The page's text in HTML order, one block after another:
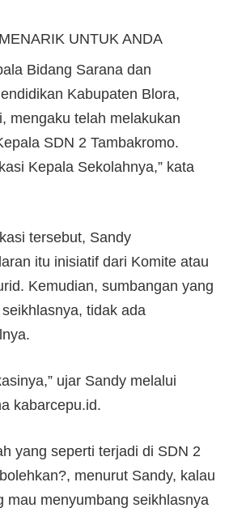
UNTUK ANDA
Bidang Sarana dan
Kabupaten Blora,
mengaku telah melakukan
SDN 2 Tambakromo.
Kepala Sekolahnya,” kata
tersebut, Sandy
itu inisiatif dari Komite atau
Kemudian, sumbangan yang
tidak ada
ujar Sandy melalui
kabarcepu.id.
yang seperti terjadi di SDN 2
menurut Sandy, kalau
mau menyumbang seikhlasnya